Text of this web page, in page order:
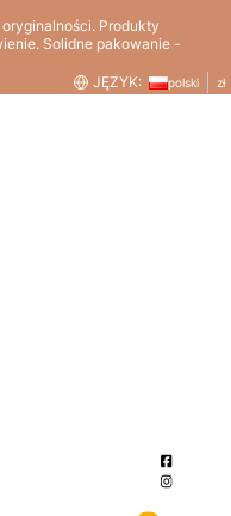
Produkty
Solidne pakowanie -
JĘZYK:
polski zł